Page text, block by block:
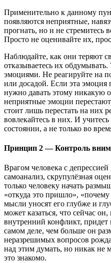
Применительно к данному
появляются неприятные,
прогнать, но и не стремитесь
Просто не оценивайте их,
Наблюдайте, как они теряют
отказываетесь их
эмоциями. Не реагируйте на
или досадой. Если эта
нужно давать этому никакую
неприятные эмоции
стоит лишь перестать на них
вовлекайтесь в них. И
состоянии, а не только во
Принцип 2 — Контроль
Врагом человека с
самоанализ, скрупулёзная
только человеку начать
«откуда это пришло»,
мысли уносят его глубже и
может казаться, что сейчас
внутренний конфликт,
самом деле, чем больше он
неразрешимых вопросов
над этим думать, но никак
это знакомо.